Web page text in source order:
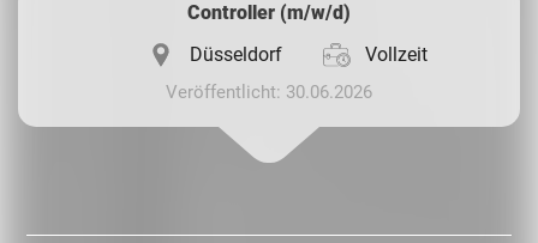
Controller (m/w/d)
Düsseldorf
Vollzeit
Veröffentlicht: 30.06.2026